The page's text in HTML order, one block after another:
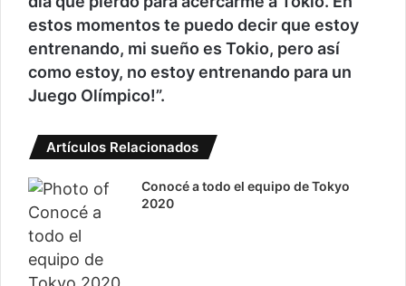
estos momentos te puedo decir que estoy
entrenando, mi sueño es Tokio, pero así
como estoy, no estoy entrenando para un
Juego Olímpico!”.
Artículos Relacionados
Conocé a todo el equipo de Tokyo
2020